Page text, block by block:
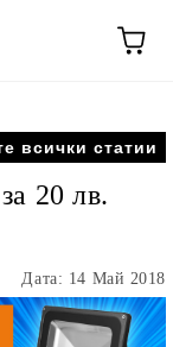
всички статии
20 лв.
Дата: 14 Май 2018